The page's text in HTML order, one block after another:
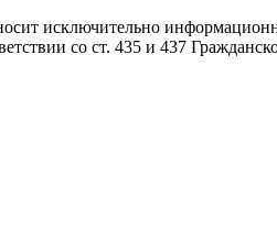
исключительно
со ст. 435 и 437